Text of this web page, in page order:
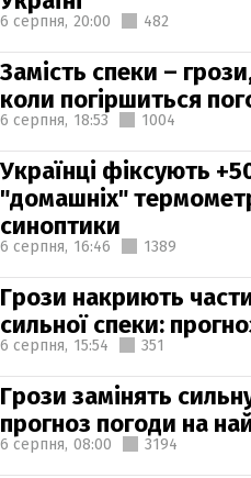
6 серпня, 20:00 482
Замість спеки –
коли погіршиться
6 серпня, 18:53 1004
Українці фіксують
"домашніх"
синоптики
6 серпня, 16:46 1389
Грози накриють
сильної спеки:
6 серпня, 15:54 351
Грози замінять
прогноз погоди на
6 серпня, 08:00 3194